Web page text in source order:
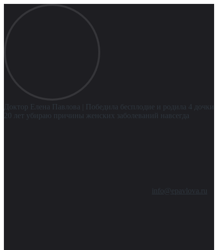
Доктор Елена Павлова
| Победила бесплодие и родила 4 дочки
20 лет убираю причины женских заболеваний навсегда
info@epavlova.ru